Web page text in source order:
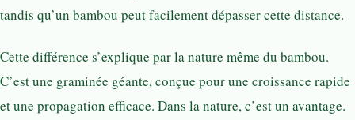
tandis qu’un bambou peut facilement dépasser cette distance.
Cette différence s’explique par la nature même du bambou.
C’est une graminée géante, conçue pour une croissance rapide
et une propagation efficace. Dans la nature, c’est un avantage.